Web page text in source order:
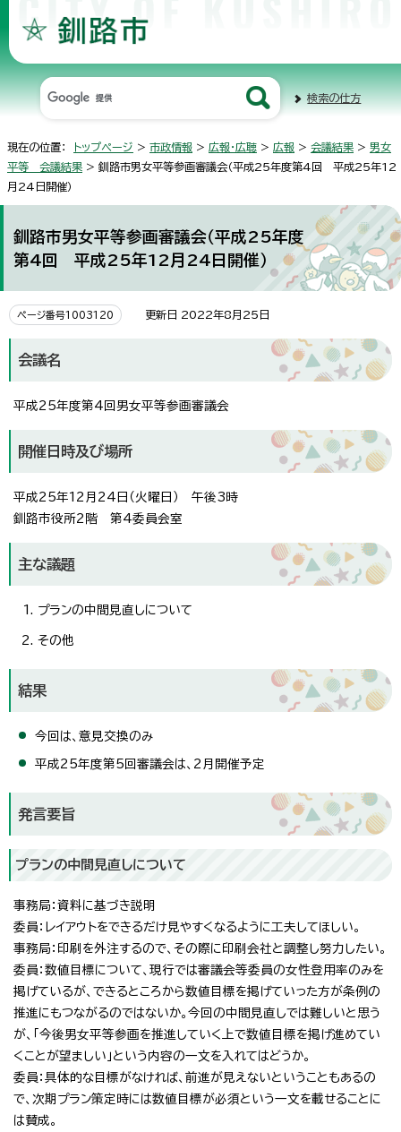
検索の仕方
現在の位置： トップページ > 市政情報 > 広報・広聴 > 広報 > 会議結果 > 男女
平等 会議結果 > 釧路市男女平等参画審議会（平成25年度第4回 平成25年12
月24日開催）
釧路市男女平等参画審議会（平成25年度
第4回 平成25年12月24日開催）
ページ番号1003120 更新日 2022年8月25日
会議名
平成25年度第4回男女平等参画審議会
開催日時及び場所
平成25年12月24日（火曜日） 午後3時
釧路市役所2階 第4委員会室
主な議題
プランの中間見直しについて
その他
結果
今回は、意見交換のみ
平成25年度第5回審議会は、2月開催予定
発言要旨
プランの中間見直しについて
事務局：資料に基づき説明
委員：レイアウトをできるだけ見やすくなるように工夫してほしい。
事務局：印刷を外注するので、その際に印刷会社と調整し努力したい。
委員：数値目標について、現行では審議会等委員の女性登用率のみを
掲げているが、できるところから数値目標を掲げていった方が条例の
推進にもつながるのではないか。今回の中間見直しでは難しいと思う
が、「今後男女平等参画を推進していく上で数値目標を掲げ進めてい
くことが望ましい」という内容の一文を入れてはどうか。
委員：具体的な目標がなければ、前進が見えないということもあるの
で、次期プラン策定時には数値目標が必須という一文を載せることに
は賛成。